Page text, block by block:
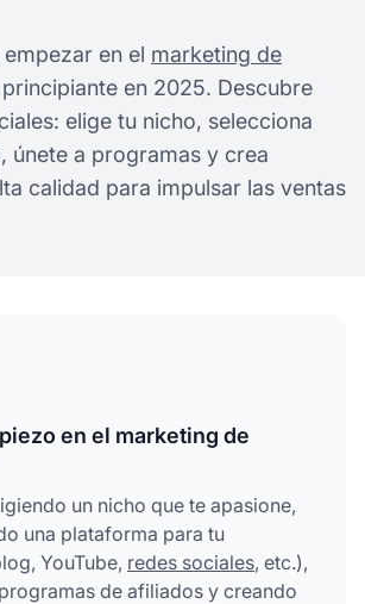
en el marketing de
en 2025. Descubre
elige tu nicho, selecciona
únete a programas y crea
calidad para impulsar las ventas
en el marketing de
un nicho que te apasione,
una plataforma para tu
YouTube, redes sociales, etc.),
de afiliados y creando